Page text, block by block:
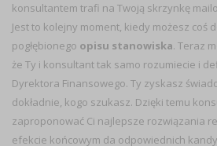
konsultantem trafi na Twoją skrzynkę
Jest to kolejny moment, kiedy możesz coś
pogłębionego opisu stanowiska. Teraz
że Ty i konsultant tak samo rozumiecie i
Dyrektora Finansowego. Ty zyskasz
dokładnie, kogo szukasz. Dzięki temu
zaproponować Ci najlepsze rozwiązania
efekcie końcowym da odpowiednich